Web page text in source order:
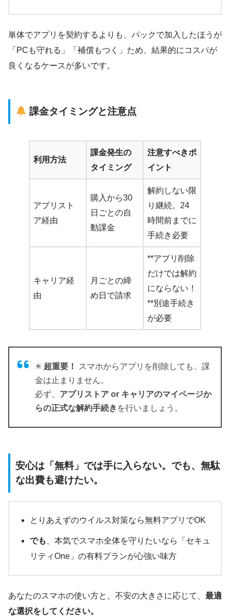
単体でアプリを契約するよりも、パックで加入したほうが
「PCも守れる」「補償もつく」ため、結果的にコスパが
良くなるケースが多いです。
課金タイミングと注意点
利用方法
課金発生の
タイミング
注意すべきポ
イント
アプリスト
ア経由
購入から30
日ごとの自
動課金
解約しない限
り継続。24
時間前までに
手続き必要
キャリア経
由
月ごとの締
め日で請求
**アプリ削除
だけでは解約
にならない！
**別途手続き
が必要
✳ 超重要！
スマホからアプリを削除しても、課
金は止まりません。
必ず、 アプリストア or キャリアのマイページか
らの正式な解約手続き を行いましょう。
安心は「無料」では手に入らない。でも、無駄
な出費も避けたい。
とりあえずのウイルス対策なら無料アプリでOK
でも
、本気でスマホ全体を守りたいなら「セキュ
リティOne」の有料プランが心強い味方
あなたのスマホの使い方と、不安の大きさに応じて、 最適
な選択をしてください。